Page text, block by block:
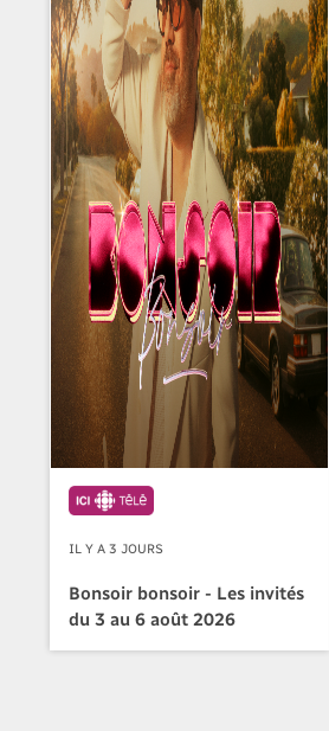
IL Y A 3 JOURS
Bonsoir bonsoir - Les invités
du 3 au 6 août 2026